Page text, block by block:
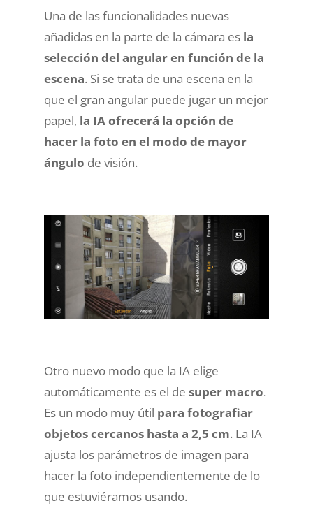
Una de las funcionalidades nuevas
añadidas en la parte de la cámara es la
selección del angular en función de la
escena. Si se trata de una escena en la
que el gran angular puede jugar un mejor
papel, la IA ofrecerá la opción de
hacer la foto en el modo de mayor
ángulo de visión.
Otro nuevo modo que la IA elige
automáticamente es el de super macro.
Es un modo muy útil para fotografiar
objetos cercanos hasta a 2,5 cm. La IA
ajusta los parámetros de imagen para
hacer la foto independientemente de lo
que estuviéramos usando.